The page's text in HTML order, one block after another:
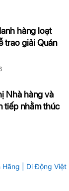
hàng loạt
trao giải Quán
Nhà hàng và
tiếp nhằm thúc